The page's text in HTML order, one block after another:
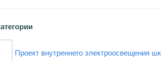
Проект внутреннего электроосвещения